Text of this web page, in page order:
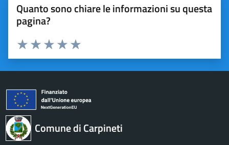
Quanto sono chiare le informazioni su questa
pagina?
Valuta 5 stelle su 5
Valuta 4 stelle su 5
Valuta 3 stelle su 5
Valuta 2 stelle su 5
Valuta 1 stelle su 5
Comune di Carpineti